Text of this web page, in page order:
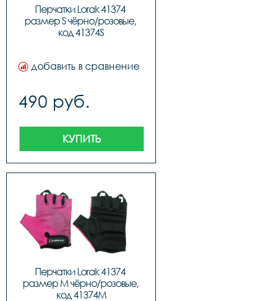
Перчатки Lorak 41374
размер S чёрно/розовые,
код 41374S
добавить в сравнение
490 руб.
КУПИТЬ
Перчатки Lorak 41374
размер M чёрно/розовые,
код 41374M